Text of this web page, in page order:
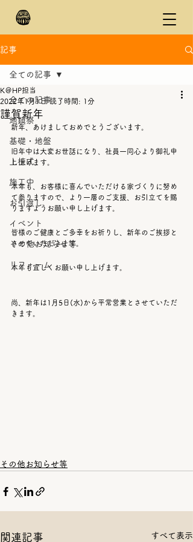
記事
全ての記事
地鎮祭
基礎・地盤
上棟式
施工中
お引渡し
イベント
その他お知らせ等
リフォーム
全ての記事
謹賀新年
K＠HP担当
2022年1月1日 読了時間: 1分
新年、あけましておめでとうございます。
旧年中は大変お世話になり、社員一同心より御礼申
し上げます。
本年も、お客様に喜んでいただける家づくりに努め
て参りますので、より一層のご支援、お引立てを賜
りますようお願い申し上げます。
皆様のご健康とご多幸をお祈りし、新年のご挨拶と
させていただきます。
本年も宜しくお願い申し上げます。
尚、新年は1月5日(水)から平常営業とさせていただ
きます。
その他お知らせ等
関連記事 すべて表示